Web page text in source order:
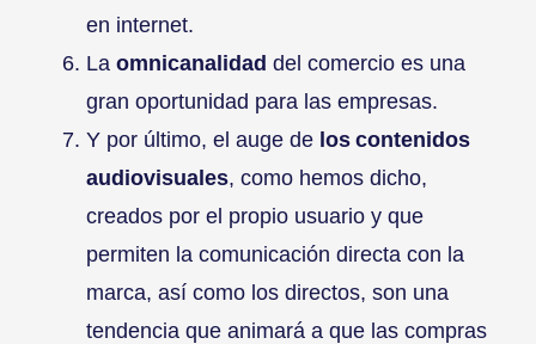
en internet.
La omnicanalidad del comercio es una
gran oportunidad para las empresas.
Y por último, el auge de los contenidos
audiovisuales, como hemos dicho,
creados por el propio usuario y que
permiten la comunicación directa con la
marca, así como los directos, son una
tendencia que animará a que las compras